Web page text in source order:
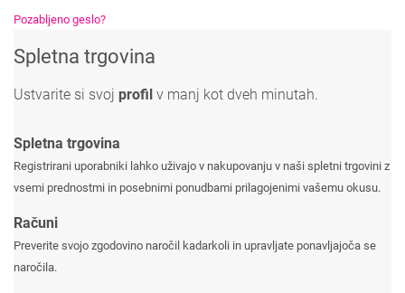
Pozabljeno geslo?
Spletna trgovina
Ustvarite si svoj profil v manj kot dveh minutah.
Spletna trgovina
Registrirani uporabniki lahko uživajo v nakupovanju v naši spletni trgovini z
vsemi prednostmi in posebnimi ponudbami prilagojenimi vašemu okusu.
Računi
Preverite svojo zgodovino naročil kadarkoli in upravljate ponavljajoča se
naročila.